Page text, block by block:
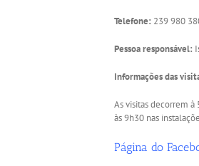
Telefone: 239 980
Pessoa responsável:
Informações das
As visitas decorrem
às 9h30 nas
Página do